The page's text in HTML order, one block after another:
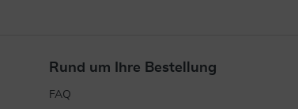
Rund um Ihre Bestellung
FAQ